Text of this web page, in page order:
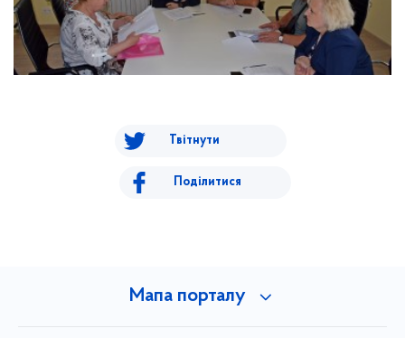
Твітнути
Поділитися
Мапа порталу